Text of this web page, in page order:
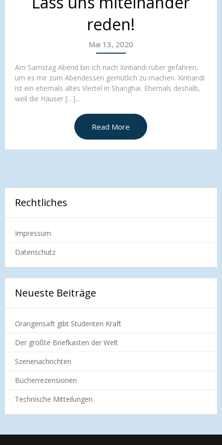
reden!
Mai 13, 2020
Am Samstag Abend bin ich nach Xintiandi rüber gefahren,
um es mir zum Abendessen gemütlich zu machen. Xintiandi
ist ein ehemals altes Viertel in Shanghai. Ehemals deshalb,
weil die Häuser […]...
Read More
Rechtliches
Impressum
Datenschutz
Neueste Beiträge
Orangensaft gibt Studenten Kraft
Der größte Briefkasten der Welt
Szenenachrichten
Bücherrezensionen
Technische Mitteilungen